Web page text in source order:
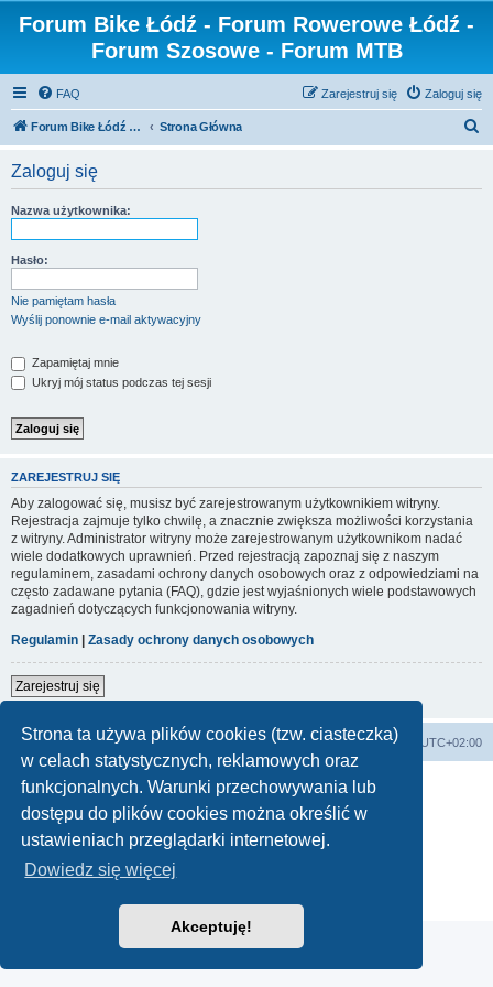
Strona ta używa plików cookies (tzw. ciasteczka)
w celach statystycznych, reklamowych oraz
funkcjonalnych. Warunki przechowywania lub
dostępu do plików cookies można określić w
ustawieniach przeglądarki internetowej.
Dowiedz się więcej
Akceptuję!
Forum Bike Łódź - Forum Rowerowe Łódź -
Forum Szosowe - Forum MTB
FAQ Zaloguj się
Zarejestruj się
Forum Bike Łódź - Forum Rowerowe Łódź - Forum Szosowe - Forum MTB Strona Główna
Zaloguj się
Nazwa użytkownika:
Hasło:
Nie pamiętam hasła
Wyślij ponownie e-mail aktywacyjny
Zapamiętaj mnie
Ukryj mój status podczas tej sesji
ZAREJESTRUJ SIĘ
Aby zalogować się, musisz być zarejestrowanym użytkownikiem witryny.
Rejestracja zajmuje tylko chwilę, a znacznie zwiększa możliwości korzystania
z witryny. Administrator witryny może zarejestrowanym użytkownikom nadać
wiele dodatkowych uprawnień. Przed rejestracją zapoznaj się z naszym
regulaminem, zasadami ochrony danych osobowych oraz z odpowiedziami na
często zadawane pytania (FAQ), gdzie jest wyjaśnionych wiele podstawowych
zagadnień dotyczących funkcjonowania witryny.
Regulamin | Zasady ochrony danych osobowych
Zarejestruj się
Forum Bike Łódź - Forum Rowerowe Łódź - Forum Szosowe - Forum MTB Strona Główna Strefa czasowa UTC+02:00
Linki partnerskie: strony www lodz ,Fotografia Analogowa
Polski pakiet językowy dostarcza